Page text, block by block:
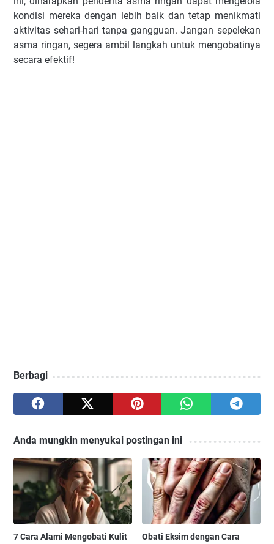
kondisi mereka dengan lebih baik dan tetap menikmati
aktivitas sehari-hari tanpa gangguan. Jangan sepelekan
asma ringan, segera ambil langkah untuk mengobatinya
secara efektif!
Berbagi
Anda mungkin menyukai postingan ini
7 Cara Alami Mengobati Kulit
Obati Eksim dengan Cara